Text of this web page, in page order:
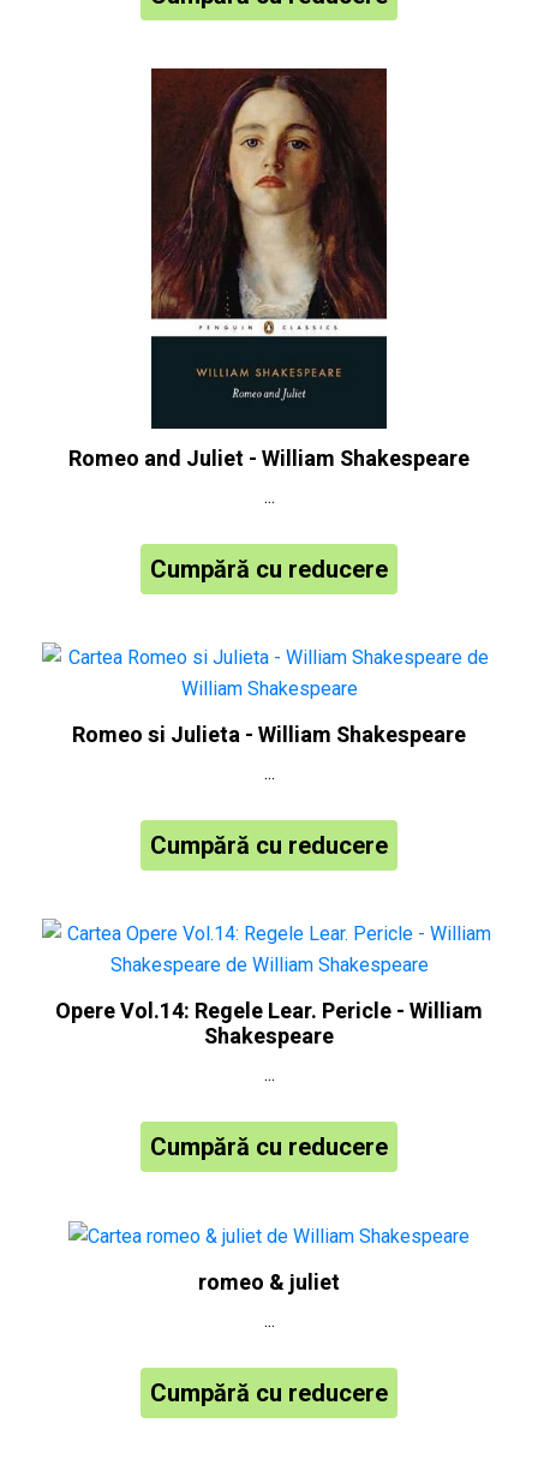
Romeo and Juliet - William Shakespeare
...
Cumpără cu reducere
Romeo si Julieta - William Shakespeare
...
Cumpără cu reducere
Opere Vol.14: Regele Lear. Pericle - William
Shakespeare
...
Cumpără cu reducere
romeo & juliet
...
Cumpără cu reducere